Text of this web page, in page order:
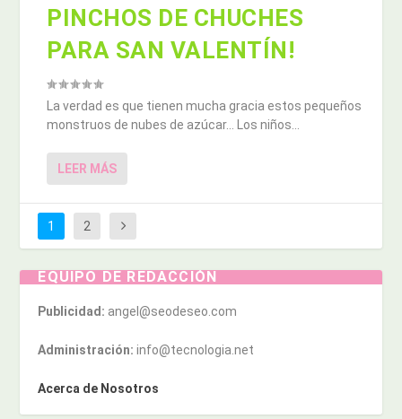
PINCHOS DE CHUCHES
PARA SAN VALENTÍN!
La verdad es que tienen mucha gracia estos pequeños
monstruos de nubes de azúcar… Los niños...
LEER MÁS
1 2
EQUIPO DE REDACCIÓN
Publicidad: angel@seodeseo.com
Administración: info@tecnologia.net
Acerca de Nosotros